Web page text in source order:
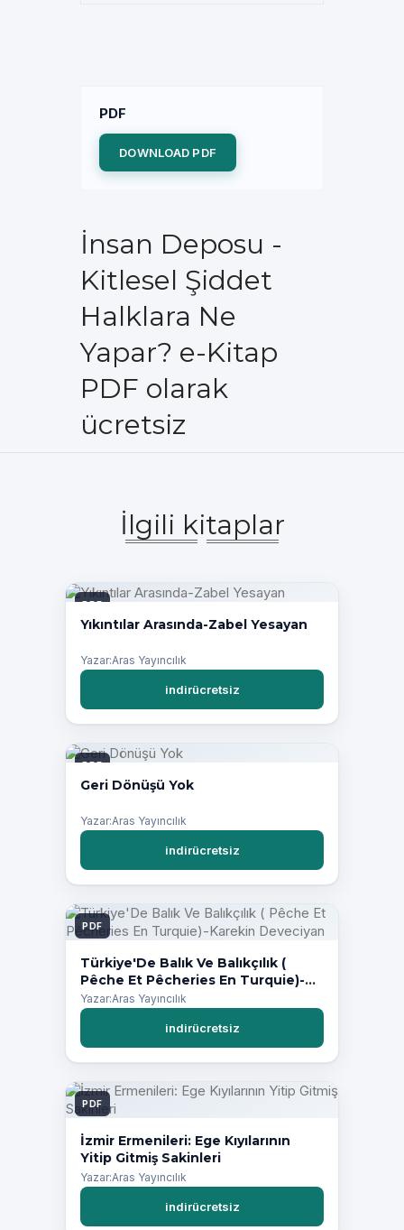
PDF
DOWNLOAD PDF
İnsan Deposu -
Kitlesel Şiddet
Halklara Ne
Yapar? e-Kitap
PDF olarak
ücretsiz
İlgili kitaplar
PDF
Yıkıntılar Arasında-Zabel Yesayan
Yazar:Aras Yayıncılık
indirücretsiz
PDF
Geri Dönüşü Yok
Yazar:Aras Yayıncılık
indirücretsiz
PDF
Türkiye'De Balık Ve Balıkçılık (
Pêche Et Pêcheries En Turquie)-
Karekin Deveciyan
Yazar:Aras Yayıncılık
indirücretsiz
PDF
İzmir Ermenileri: Ege Kıyılarının
Yitip Gitmiş Sakinleri
Yazar:Aras Yayıncılık
indirücretsiz